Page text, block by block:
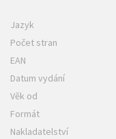
Jazyk
Počet stran
EAN
Datum vydání
Věk od
Formát
Nakladatelství